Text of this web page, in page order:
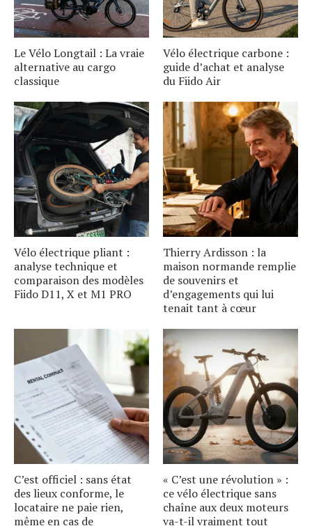
Le Vélo Longtail : La vraie
alternative au cargo
classique
Vélo électrique carbone :
guide d’achat et analyse
du Fiido Air
Vélo électrique pliant :
analyse technique et
comparaison des modèles
Fiido D11, X et M1 PRO
Thierry Ardisson : la
maison normande remplie
de souvenirs et
d’engagements qui lui
tenait tant à cœur
C’est officiel : sans état
des lieux conforme, le
locataire ne paie rien,
même en cas de
« C’est une révolution » :
ce vélo électrique sans
chaîne aux deux moteurs
va-t-il vraiment tout